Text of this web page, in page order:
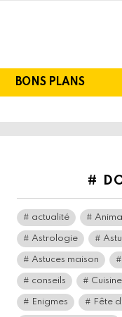
BONS PLANS
#
actualité
Astrologie
Astuces maison
conseils Cuisine
Enigmes Fête